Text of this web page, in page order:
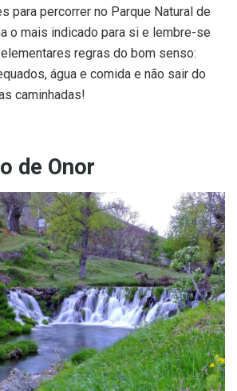
para percorrer no Parque Natural de
o mais indicado para si e lembre-se
regras do bom senso:
água e comida e não sair do
caminhadas!
de Onor